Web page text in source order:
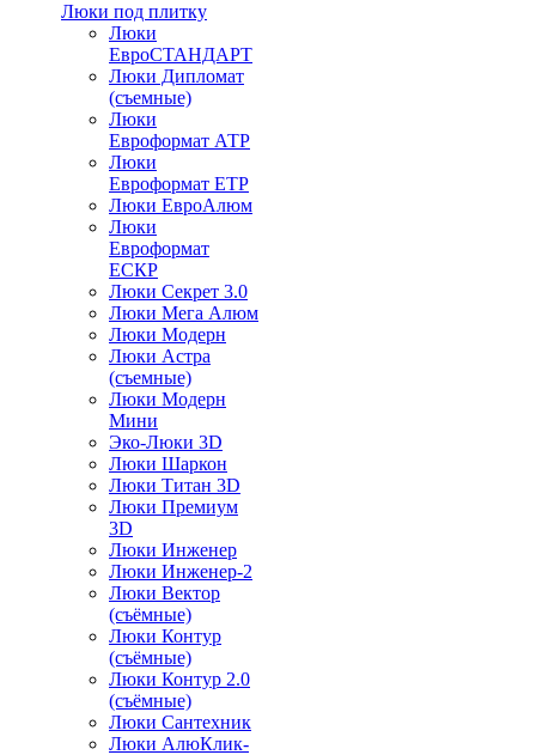
Люки под плитку
Люки
ЕвроСТАНДАРТ
Люки Дипломат
(съемные)
Люки
Евроформат АТР
Люки
Евроформат ЕТР
Люки ЕвроАлюм
Люки
Евроформат
ЕСКР
Люки Секрет 3.0
Люки Мега Алюм
Люки Модерн
Люки Астра
(съемные)
Люки Модерн
Мини
Эко-Люки 3D
Люки Шаркон
Люки Титан 3D
Люки Премиум
3D
Люки Инженер
Люки Инженер-2
Люки Вектор
(съёмные)
Люки Контур
(съёмные)
Люки Контур 2.0
(съёмные)
Люки Сантехник
Люки АлюКлик-